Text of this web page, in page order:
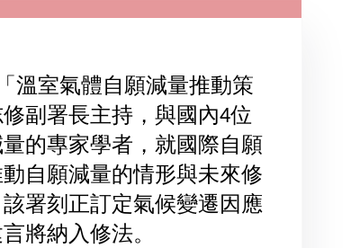
溫室氣體自願減量推動策
副署長主持，與國內4位
的專家學者，就國際自願
自願減量的情形與未來修
署刻正訂定氣候變遷因應
將納入修法。